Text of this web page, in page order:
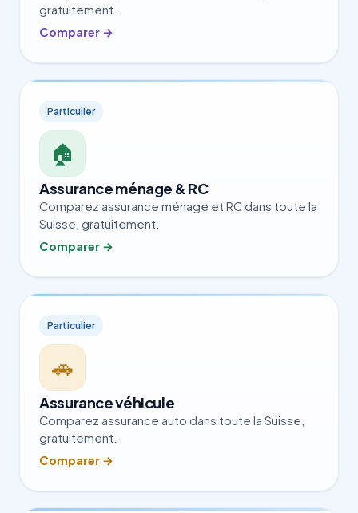
gratuitement.
Comparer →
Particulier
🏠
Assurance ménage & RC
Comparez assurance ménage et RC dans toute la
Suisse, gratuitement.
Comparer →
Particulier
🚗
Assurance véhicule
Comparez assurance auto dans toute la Suisse,
gratuitement.
Comparer →